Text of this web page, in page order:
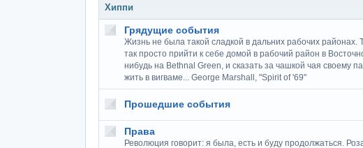
Хиппи
Грядущие события
Жизнь не была такой сладкой в дальних рабочих районах.
так просто прийти к себе домой в рабочий район в
нибудь на Bethnal Green, и сказать за чашкой чая своему
жить в вигваме... George Marshall, "Spirit of '69"
Прошедшие события
Права
Революция говорит: я была, есть и буду продолжаться.